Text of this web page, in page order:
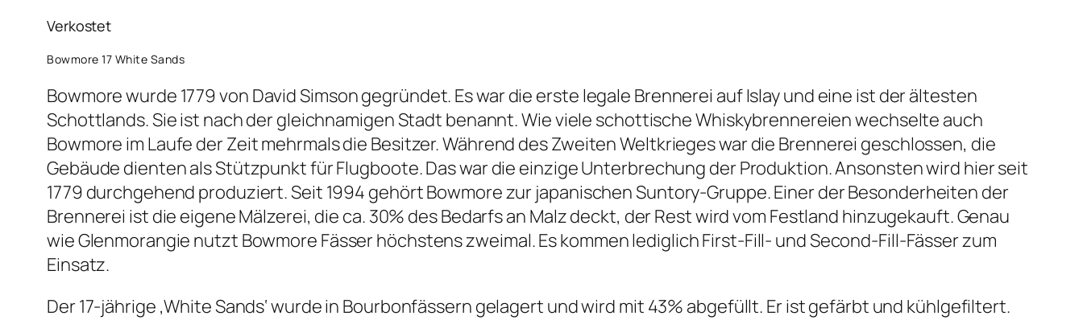
Verkostet
Bowmore 17 White Sands
Bowmore wurde 1779 von David Simson gegründet. Es war die erste legale Brennerei auf Islay und eine ist der ältesten
Schottlands. Sie ist nach der gleichnamigen Stadt benannt. Wie viele schottische Whiskybrennereien wechselte auch
Bowmore im Laufe der Zeit mehrmals die Besitzer. Während des Zweiten Weltkrieges war die Brennerei geschlossen, die
Gebäude dienten als Stützpunkt für Flugboote. Das war die einzige Unterbrechung der Produktion. Ansonsten wird hier seit
1779 durchgehend produziert. Seit 1994 gehört Bowmore zur japanischen Suntory-Gruppe. Einer der Besonderheiten der
Brennerei ist die eigene Mälzerei, die ca. 30% des Bedarfs an Malz deckt, der Rest wird vom Festland hinzugekauft. Genau
wie Glenmorangie nutzt Bowmore Fässer höchstens zweimal. Es kommen lediglich First-Fill- und Second-Fill-Fässer zum
Einsatz.
Der 17-jährige ‚White Sands‘ wurde in Bourbonfässern gelagert und wird mit 43% abgefüllt. Er ist gefärbt und kühlgefiltert.